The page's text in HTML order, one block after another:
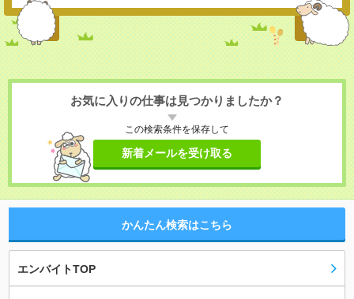
お気に入りの仕事は見つかりましたか？
この検索条件を保存して
新着メールを受け取る
かんたん検索はこちら
エンバイトTOP